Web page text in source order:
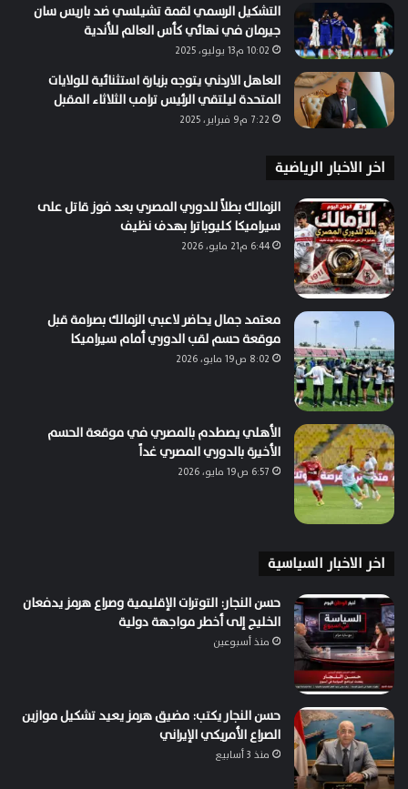
التشكيل الرسمي لقمة تشيلسي ضد باريس سان
جيرمان في نهائي كأس العالم للأندية
10:02 م13 يوليو، 2025
العاهل الاردني يتوجه بزيارة استثنائية للولايات
المتحدة ليلتقي الرئيس ترامب الثلاثاء المقبل
7:22 م9 فبراير، 2025
اخر الاخبار الرياضية
الزمالك بطلاً للدوري المصري بعد فوز قاتل على
سيراميكا كليوباترا بهدف نظيف
6:44 م21 مايو، 2026
معتمد جمال يحاضر لاعبي الزمالك بصرامة قبل
موقعة حسم لقب الدوري أمام سيراميكا
8:02 ص19 مايو، 2026
الأهلي يصطدم بالمصري في موقعة الحسم
الأخيرة بالدوري المصري غداً
6:57 ص19 مايو، 2026
اخر الاخبار السياسية
حسن النجار: التوترات الإقليمية وصراع هرمز يدفعان
الخليج إلى أخطر مواجهة دولية
منذ أسبوعين
حسن النجار يكتب: مضيق هرمز يعيد تشكيل موازين
الصراع الأمريكي الإيراني
منذ 3 أسابيع